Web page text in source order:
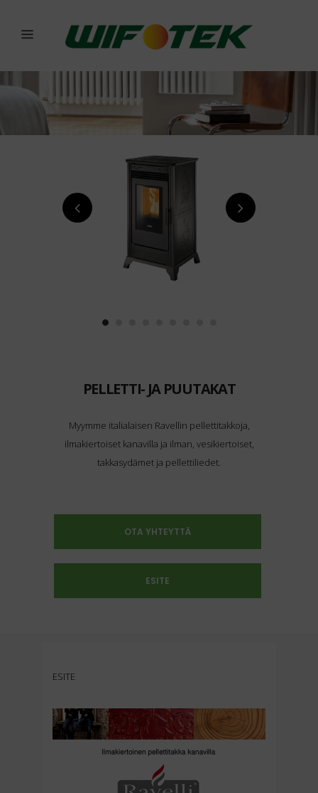
PELLETTI- JA PUUTAKAT
Myymme italialaisen Ravellin pellettitakkoja,
ilmakiertoiset kanavilla ja ilman, vesikiertoiset,
takkasydämet ja pellettiliedet.
OTA YHTEYTTÄ
ESITE
ESITE